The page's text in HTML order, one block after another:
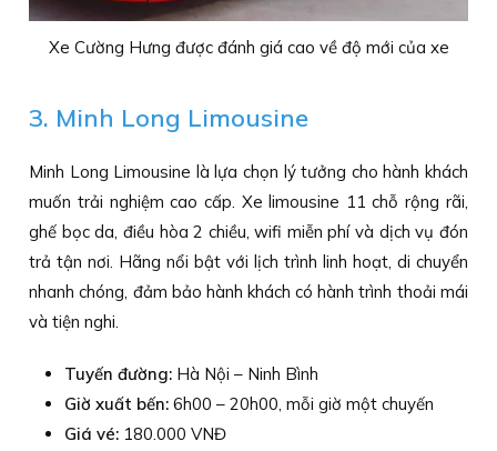
Xe Cường Hưng được đánh giá cao về độ mới của xe
3. Minh Long Limousine
Minh Long Limousine là lựa chọn lý tưởng cho hành khách
muốn trải nghiệm cao cấp. Xe limousine 11 chỗ rộng rãi,
ghế bọc da, điều hòa 2 chiều, wifi miễn phí và dịch vụ đón
trả tận nơi. Hãng nổi bật với lịch trình linh hoạt, di chuyển
nhanh chóng, đảm bảo hành khách có hành trình thoải mái
và tiện nghi.
Tuyến đường: Hà Nội – Ninh Bình
Giờ xuất bến:6h00 – 20h00, mỗi giờ một chuyến
Giá vé: 180.000 VNĐ